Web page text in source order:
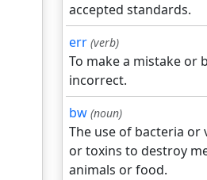
accepted standards.
err (verb)
To make a mistake or
incorrect.
bw (noun)
The use of bacteria or
or toxins to destroy
animals or food.